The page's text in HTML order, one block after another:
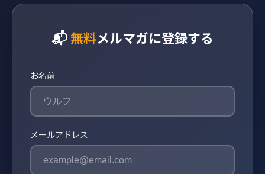
📬無料メルマガに登録する
お名前
メールアドレス